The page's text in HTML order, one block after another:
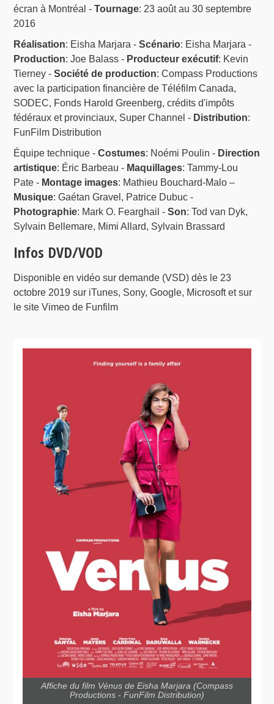
écran à Montréal -Tournage: 23 août au 30 septembre
2016
Réalisation: Eisha Marjara -Scénario: Eisha Marjara -
Production: Joe Balass - Producteur exécutif: Kevin
Tierney -Société de production: Compass Productions
avec la participation financière de Téléfilm Canada,
SODEC, Fonds Harold Greenberg, crédits d'impôts
fédéraux et provinciaux, Super Channel - Distribution:
FunFilm Distribution
Équipe technique -Costumes: Noémi Poulin - Direction
artistique: Éric Barbeau - Maquillages: Tammy-Lou
Pate - Montage images: Mathieu Bouchard-Malo –
Musique: Gaétan Gravel, Patrice Dubuc -
Photographie: Mark O. Fearghail -Son: Tod van Dyk,
Sylvain Bellemare, Mimi Allard, Sylvain Brassard
Infos DVD/VOD
Disponible en vidéo sur demande (VSD) dès le 23
octobre 2019 sur iTunes, Sony, Google, Microsoft et sur
le site Vimeo de Funfilm
Affiche du film Vénus de Eisha Marjara (Compass
Productions - FunFilm Distribution)